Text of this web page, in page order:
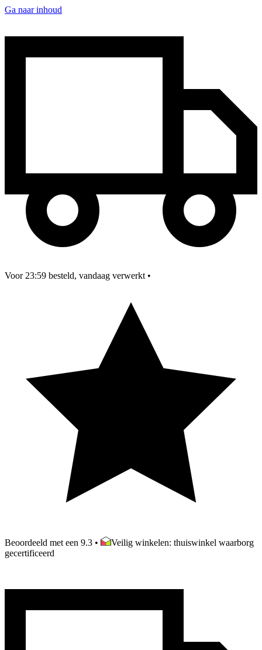
Ga naar inhoud
Voor 23:59 besteld, vandaag verwerkt •
Beoordeeld met een 9.3 •
Veilig winkelen: thuiswinkel waarborg
gecertificeerd